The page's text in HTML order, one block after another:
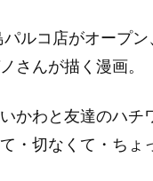
ルコ店がオープ
さんが描く漫画。
かわと友達のハ
・切なくて・ちょ